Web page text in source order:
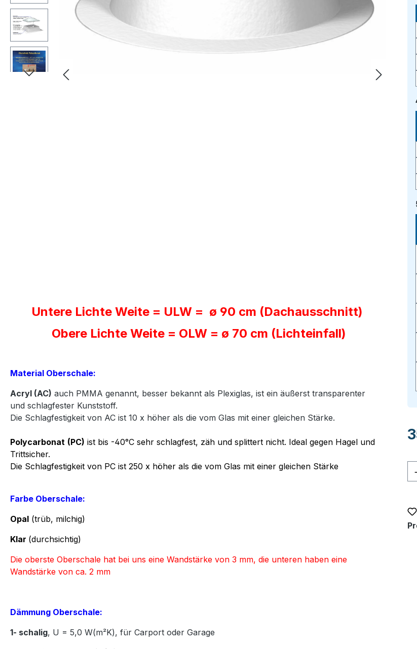
Untere Lichte Weite = ULW = ø 90 cm (Dachausschnitt)
Obere Lichte Weite = OLW = ø 70 cm (Lichteinfall)
Material Oberschale:
Acryl (AC) auch PMMA genannt, besser bekannt als Plexiglas, ist ein äußerst transparenter
und schlagfester Kunststoff.
Die Schlagfestigkeit von AC ist 10 x höher als die vom Glas mit einer gleichen Stärke.
Polycarbonat (PC) ist bis -40°C sehr schlagfest, zäh und splittert nicht. Ideal gegen Hagel und
Trittsicher.
Die Schlagfestigkeit von PC ist 250 x höher als die vom Glas mit einer gleichen Stärke
Farbe Oberschale:
Opal (trüb, milchig)
Klar (durchsichtig)
Die oberste Oberschale hat bei uns eine Wandstärke von 3 mm, die unteren haben eine
Wandstärke von ca. 2 mm
Dämmung Oberschale:
1- schalig, U = 5,0 W(m²K), für Carport oder Garage